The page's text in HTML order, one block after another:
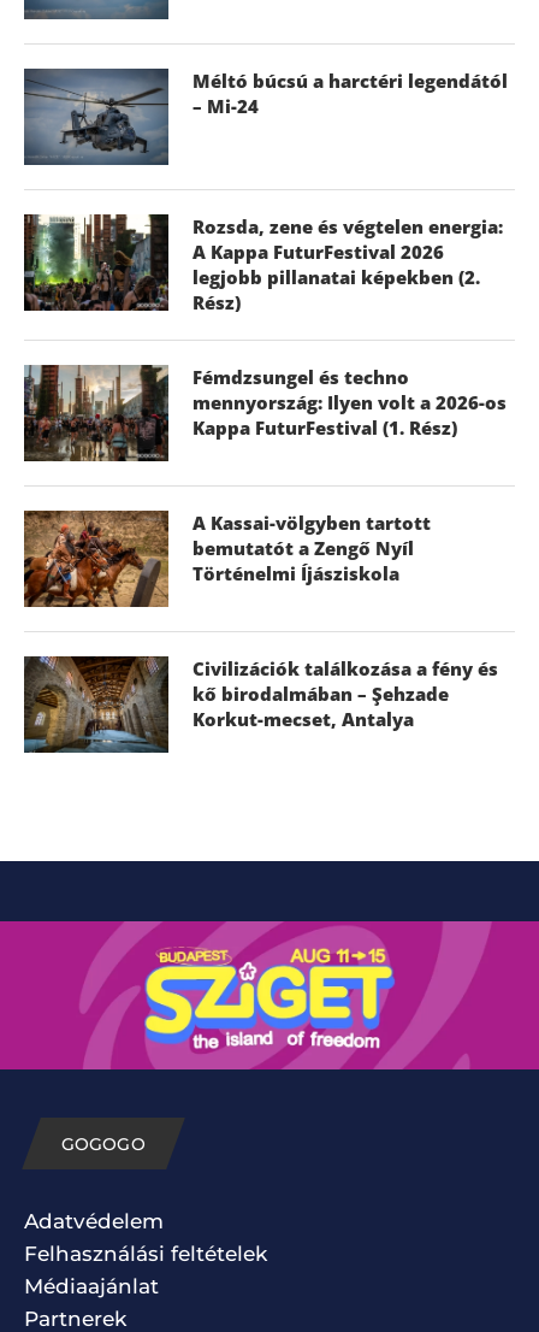
Méltó búcsú a harctéri legendától
– Mi-24
Rozsda, zene és végtelen energia:
A Kappa FuturFestival 2026
legjobb pillanatai képekben (2.
Rész)
Fémdzsungel és techno
mennyország: Ilyen volt a 2026-os
Kappa FuturFestival (1. Rész)
A Kassai-völgyben tartott
bemutatót a Zengő Nyíl
Történelmi Íjásziskola
Civilizációk találkozása a fény és
kő birodalmában – Şehzade
Korkut-mecset, Antalya
GOGOGO
Adatvédelem
Felhasználási feltételek
Médiaajánlat
Partnerek